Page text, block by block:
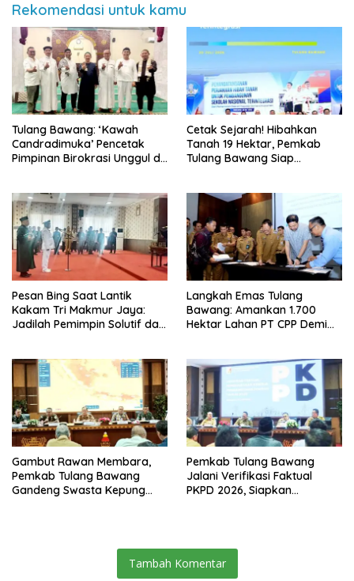
Rekomendasi untuk kamu
Tulang Bawang: ‘Kawah
Candradimuka’ Pencetak
Pimpinan Birokrasi Unggul di
Cetak Sejarah! Hibahkan
Tanah 19 Hektar, Pemkab
Tulang Bawang Siap
Lampung
Pesan Bing Saat Lantik
Kakam Tri Makmur Jaya:
Jadilah Pemimpin Solutif dan
Langkah Emas Tulang
Bawang: Amankan 1.700
Hektar Lahan PT CPP Demi
Gambut Rawan Membara,
Pemkab Tulang Bawang
Gandeng Swasta Kepung
Pemkab Tulang Bawang
Jalani Verifikasi Faktual
PKPD 2026, Siapkan
Tambah Komentar